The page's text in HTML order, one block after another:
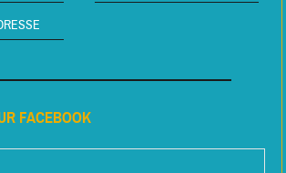
FACEBOOK